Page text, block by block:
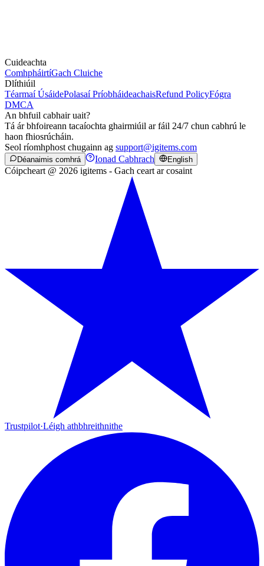
Cuideachta
ComhpháirtíGach Cluiche
Dlíthiúil
Téarmaí ÚsáidePolasaí PríobháideachaisRefund PolicyFógra
DMCA
An bhfuil cabhair uait?
Tá ár bhfoireann tacaíochta ghairmiúil ar fáil 24/7 chun cabhrú le
haon fhiosrúcháin.
Seol ríomhphost chugainn ag support@igitems.com
Déanaimis comhrá Ionad Cabhrach English
Cóipcheart @ 2026 igitems - Gach ceart ar cosaint
Trustpilot·Léigh athbhreithnithe